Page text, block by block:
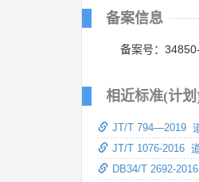
备案信息
备案号：34850-
相近标准(计划
JT/T 794—2019
JT/T 1076-2016
DB34/T 2692-